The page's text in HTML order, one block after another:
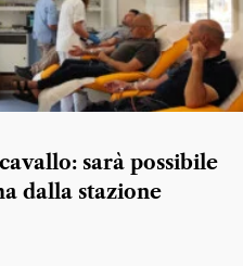
sarà possibile
dalla stazione